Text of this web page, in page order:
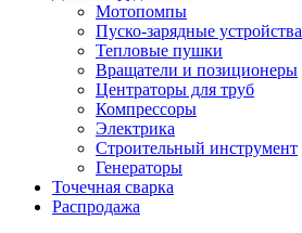
Мотопомпы
Пуско-зарядные устройства
Тепловые пушки
Вращатели и позиционеры
Центраторы для труб
Компрессоры
Электрика
Строительный инструмент
Генераторы
Точечная сварка
Распродажа